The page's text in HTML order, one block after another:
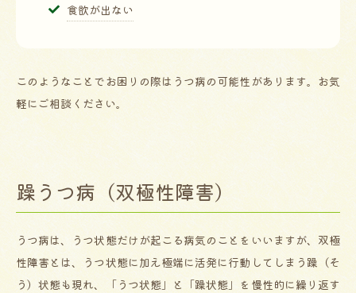
食欲が出ない
このようなことでお困りの際はうつ病の可能性があります。お気
軽にご相談ください。
躁うつ病（双極性障害）
うつ病は、うつ状態だけが起こる病気のことをいいますが、双極
性障害とは、うつ状態に加え極端に活発に行動してしまう躁（そ
う）状態も現れ、「うつ状態」と「躁状態」を慢性的に繰り返す